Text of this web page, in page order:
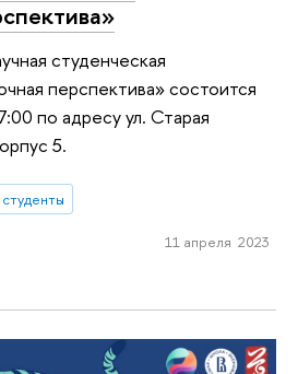
студенческая
перспектива» состоится
по адресу ул. Старая
5.
студенты
11 апреля 2023